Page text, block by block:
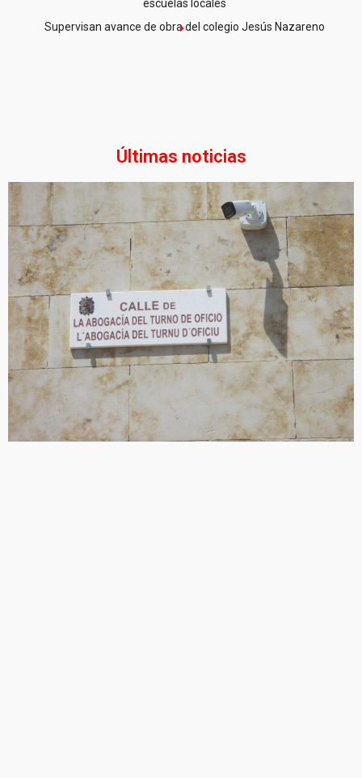
escuelas locales
Supervisan avance de obra del colegio Jesús Nazareno
Últimas noticias